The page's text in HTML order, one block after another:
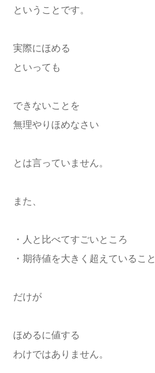
ということです。
実際にほめる
といっても
できないことを
無理やりほめなさい
とは言っていません。
また、
・人と比べてすごいところ
・期待値を大きく超えていること
だけが
ほめるに値する
わけではありません。